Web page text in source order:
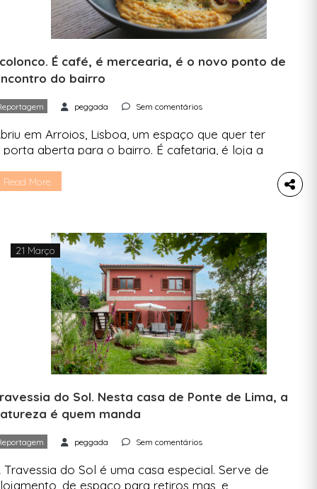
É café, é mercearia, é o novo ponto de
do bairro
peggada Sem comentários
em Arroios, Lisboa, um espaço que quer ter
porta aberta para o bairro. É cafetaria, é loja a
É o Ecolonco e a Peggada conta-te
Read More
21 Março
do Sol. Nesta casa de Ponte de Lima, a
é quem manda
peggada Sem comentários
Travessia do Sol é uma casa especial. Serve de
de espaço para retiros mas, e